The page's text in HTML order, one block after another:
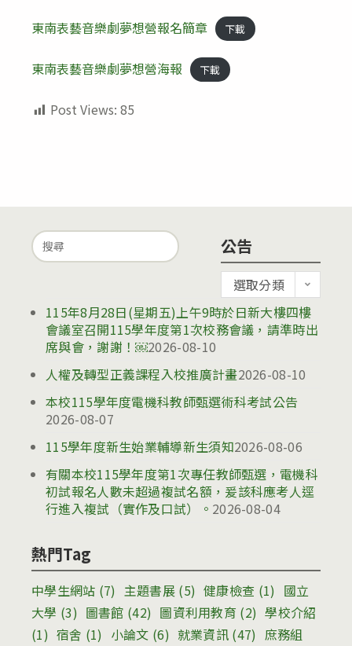
東南表藝音樂劇夢想營報名簡章 下載
東南表藝音樂劇夢想營海報 下載
Post Views: 85
Search
for:
公告
告
選取分類
115年8月28日(星期五)上午9時於日新大樓四樓
會議室召開115學年度第1次校務會議，請準時出
席與會，謝謝！￼2026-08-10
人權及轉型正義課程入校推廣計畫2026-08-10
本校115學年度電機科教師甄選術科考試公告
2026-08-07
115學年度新生始業輔導新生須知2026-08-06
有關本校115學年度第1次專任教師甄選，電機科
初試報名人數未超過複試名額，爰該科應考人逕
行進入複試（實作及口試）。 2026-08-04
熱門Tag
中學生網站 (7) 主題書展(5) 健康檢查 (1) 國立
大學 (3) 圖書館 (42) 圖資利用教育 (2) 學校介紹
(1) 宿舍 (1) 小論文 (6) 就業資訊 (47) 庶務組